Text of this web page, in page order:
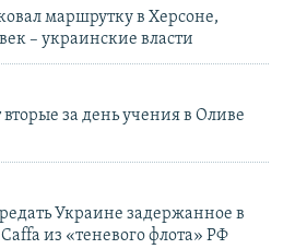
маршрутку в Херсоне,
– украинские власти
за день учения в Оливе
Украине задержанное в
из «теневого флота» РФ